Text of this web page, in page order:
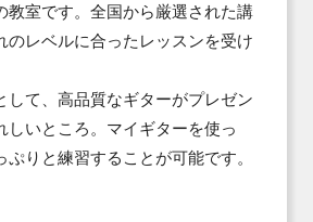
教室です。全国から厳選された講
のレベルに合ったレッスンを受け
して、高品質なギターがプレゼン
しいところ。マイギターを使っ
りと練習することが可能です。